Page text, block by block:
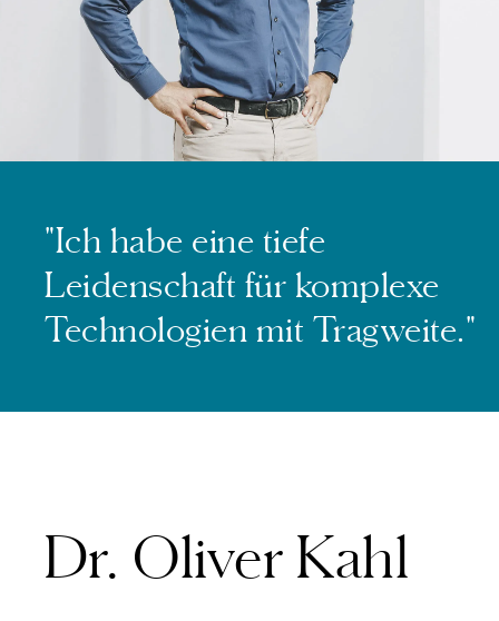
"Ich habe eine tiefe
Leidenschaft für komplexe
Technologien mit Tragweite."
Dr. Oliver Kahl